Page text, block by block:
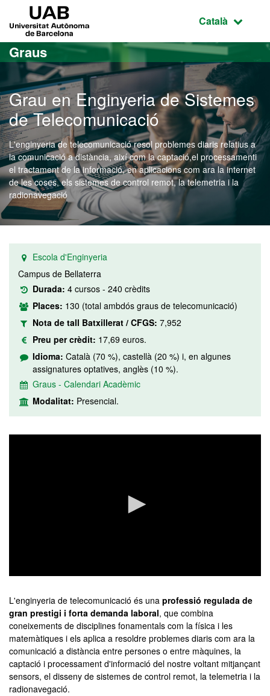
Ves al contingut principal
Ves a la navegació de la pàgina
Idioma
Català
Graus
Grau en Enginyeria de Sistemes
de Telecomunicació
L'enginyeria de telecomunicació resol problemes diaris relatius a
la comunicació a distància, així com la captació,el processamenti
el tractament de la informació, en aplicacions com ara la internet
de les coses, els sistemes de control remot, la telemetria i la
radionavegació
Escola d'Enginyeria
Campus de Bellaterra
Durada: 4 cursos - 240 crèdits
Places: 130 (total ambdós graus de telecomunicació)
Nota de tall Batxillerat / CFGS: 7,952
Preu per crèdit: 17,69 euros.
Idioma: Català (70 %), castellà (20 %) i, en algunes
assignatures optatives, anglès (10 %).
Graus - Calendari Acadèmic
Modalitat: Presencial.
of
seconds
L'enginyeria de telecomunicació és una professió regulada de
gran prestigi i forta demanda laboral, que combina
coneixements de disciplines fonamentals com la física i les
matemàtiques i els aplica a resoldre problemes diaris com ara la
comunicació a distància entre persones o entre màquines, la
captació i processament d'informació del nostre voltant mitjançant
sensors, el disseny de sistemes de control remot, la telemetria i la
radionavegació.